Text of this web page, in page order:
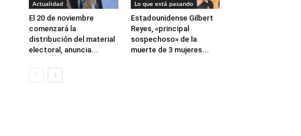
Actualidad
El 20 de noviembre
comenzará la
distribución del material
electoral, anuncia...
Lo que está pasando
Estadounidense Gilbert
Reyes, «principal
sospechoso» de la
muerte de 3 mujeres...